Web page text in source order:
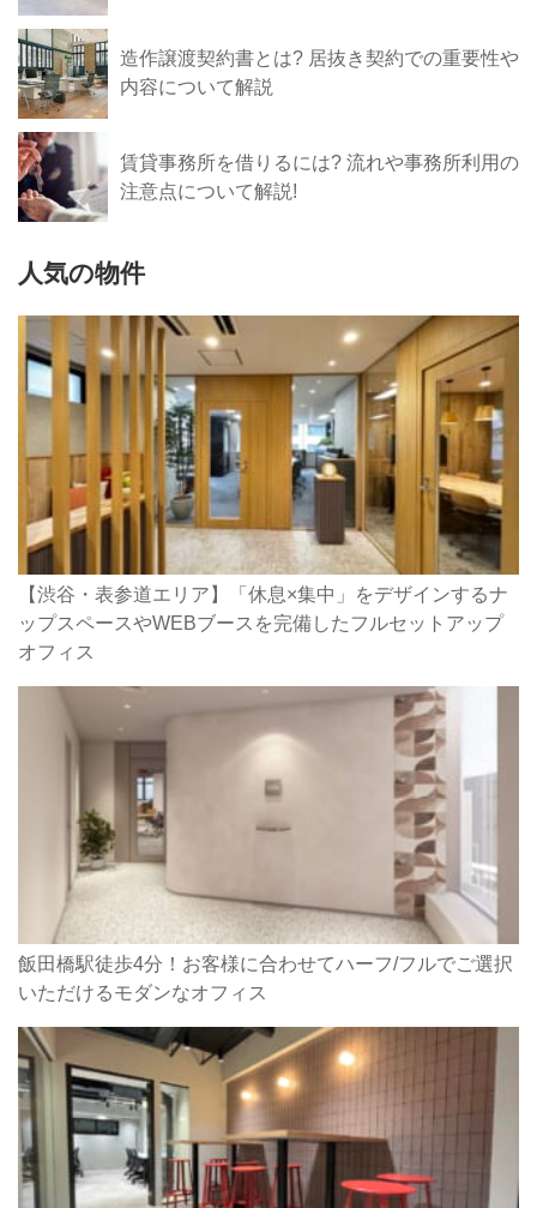
造作譲渡契約書とは? 居抜き契約での重要性や
内容について解説
賃貸事務所を借りるには? 流れや事務所利用の
注意点について解説!
人気の物件
【渋谷・表参道エリア】「休息×集中」をデザインするナ
ップスペースやWEBブースを完備したフルセットアップ
オフィス
飯田橋駅徒歩4分！お客様に合わせてハーフ/フルでご選択
いただけるモダンなオフィス